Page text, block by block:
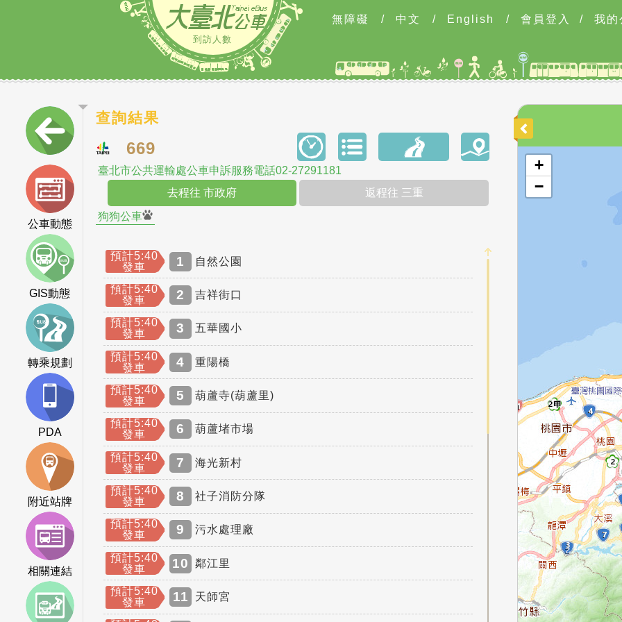
到訪人數
無障礙 / 中文 / English / 會員登入 / 我的
公車動態
GIS動態
轉乘規劃
PDA
附近站牌
相關連結
查詢結果
669
臺北市公共運輸處公車申訴服務電話02-27291181
去程往 市政府
返程往 三重
狗狗公車
預計5:40
發車
1 自然公園
預計5:40
發車
2 吉祥街口
預計5:40
發車
3 五華國小
預計5:40
發車
4 重陽橋
預計5:40
發車
5 葫蘆寺(葫蘆里)
預計5:40
發車
6 葫蘆堵市場
預計5:40
發車
7 海光新村
預計5:40
發車
8 社子消防分隊
預計5:40
發車
9 污水處理廠
預計5:40
發車
10 鄰江里
預計5:40
發車
11 天師宮
開啟地圖
+
−